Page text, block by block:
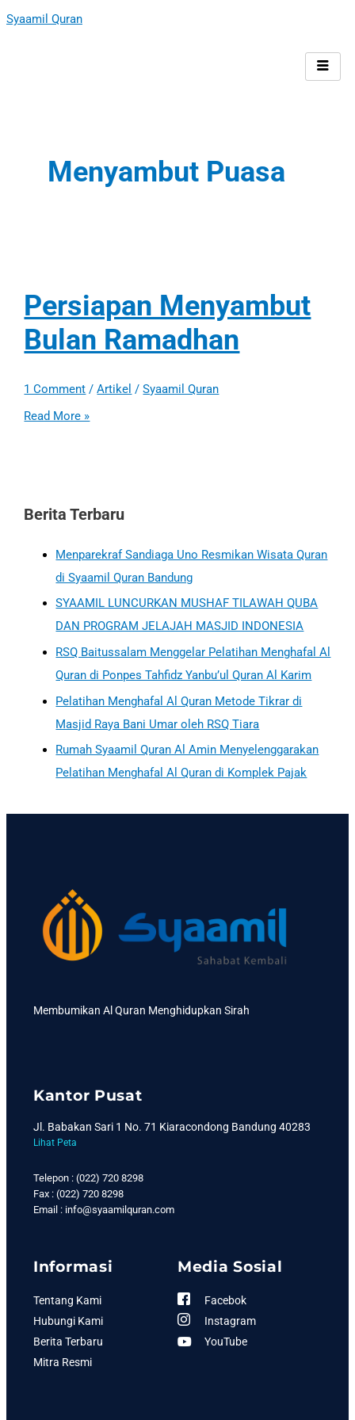
to
Syaamil Quran
Menyambut Puasa
Persiapan Menyambut
Bulan Ramadhan
1 Comment /Artikel /Syaamil Quran
Menyambut
Read More »
Berita Terbaru
Menparekraf Sandiaga Uno Resmikan Wisata Quran
di Syaamil Quran Bandung
SYAAMIL LUNCURKAN MUSHAF TILAWAH QUBA
DAN PROGRAM JELAJAH MASJID INDONESIA
RSQ Baitussalam Menggelar Pelatihan Menghafal Al
Quran di Ponpes Tahfidz Yanbu’ul Quran Al Karim
Pelatihan Menghafal Al Quran Metode Tikrar di
Masjid Raya Bani Umar oleh RSQ Tiara
Rumah Syaamil Quran Al Amin Menyelenggarakan
Pelatihan Menghafal Al Quran di Komplek Pajak
Membumikan Al Quran Menghidupkan Sirah
Kantor Pusat
Jl. Babakan Sari 1 No. 71 Kiaracondong Bandung 40283
Lihat Peta
Telepon : (022) 720 8298
Fax : (022) 720 8298
Email : info@syaamilquran.com
Informasi
Tentang Kami
Hubungi Kami
Berita Terbaru
Mitra Resmi
Media Sosial
Facebok
Instagram
YouTube